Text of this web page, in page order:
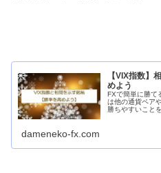
【VIX指数】
めよう
FXで簡単に勝て
は他の通貨ペア
勝ちやすいこと
dameneko-fx.com